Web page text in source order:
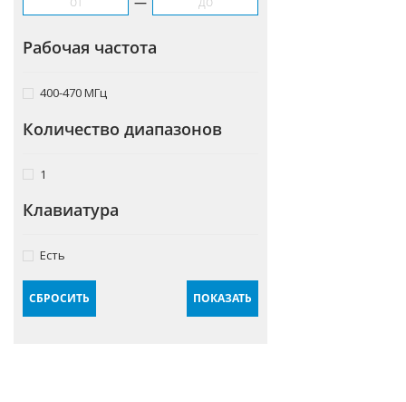
МЕГАФОНЫ
Парктроники
Разветвители прикуривателя
Ремонт радиооборудования
Сканирующие приемники
Тактические гарнитуры
Рабочая частота
400-470 МГц
Количество диапазонов
1
Клавиатура
Есть
СБРОСИТЬ ПОКАЗАТЬ